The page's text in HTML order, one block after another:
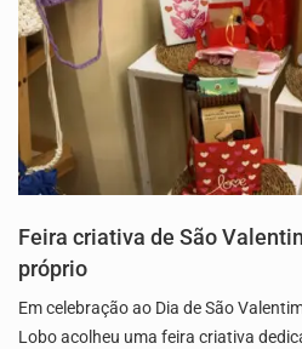
Feira criativa de São
próprio
Em celebração ao Dia de São
Lobo acolheu uma feira criativa